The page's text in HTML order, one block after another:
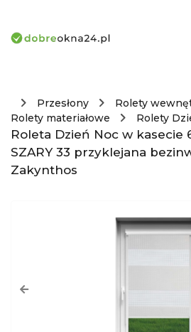
Przesłony
Rolety
Rolety materiałowe
Rolety
Roleta Dzień Noc w kasecie
SZARY 33 przyklejana
Zakynthos